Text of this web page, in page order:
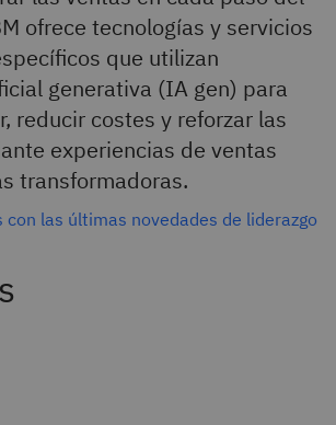
ofrece tecnologías y servicios
que utilizan
generativa (IA gen) para
reducir costes y reforzar las
experiencias de ventas
transformadoras.
con las últimas novedades de liderazgo